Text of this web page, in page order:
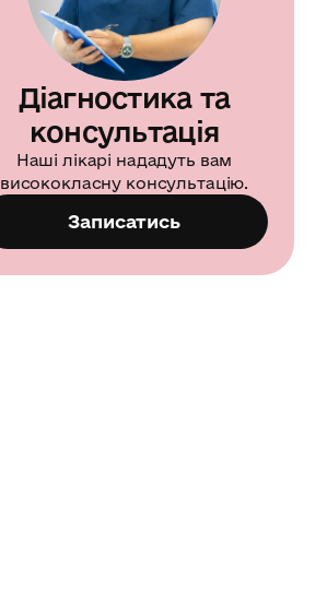
Діагностика та
консультація
Наші лікарі нададуть вам
висококласну консультацію.
Записатись